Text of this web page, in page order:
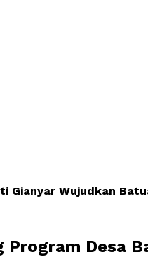
Gianyar Wujudkan
Desa